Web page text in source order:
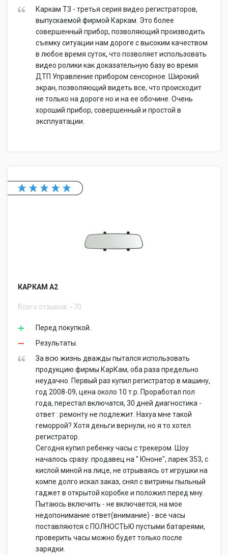
Каркам Т3 - третья серия видео регистраторов,
выпускаемой фирмой Каркам. Это более
совершенный прибор, позволяющий производить
съемку ситуации нам дороге с высоким качеством
в любое время суток, что позволяет использовать
видео ролики как доказательную базу во время
ДТП Управление прибором сенсорное. Широкий
экран, позволяющий видеть все, что происходит
не только на дороге но и на ее обочине. Очень
хороший прибор, совершенный и простой в
эксплуатации.
КАРКАМ А2
Всего отзывов 70
Перед покупкой.
Результаты.
За всю жизнь дважды пытался использовать
продукцию фирмы КарКам, оба раза предельно
неудачно. Первый раз купил регистратор в машину,
год 2008-09, цена около 10 т.р. Проработал пол
года, перестал включатся, 30 дней диагностика -
ответ : ремонту не подлежит. Нахуа мне такой
геморрой? Хотя деньги вернули, но я то хотел
регистратор.
Сегодня купил ребенку часы с трекером. Шоу
началось сразу: продавец на " Юноне", ларек 353, с
кислой миной на лице, не отрываясь от игрушки на
компе долго искал заказ, снял с витрины пыльный
гаджет в открытой коробке и положил перед мну.
Пытаюсь включить - не включается, на мое
недопонимание ответ(внимание) - все часы
поставляются с ПОЛНОСТЬЮ пустыми батареями,
проверить часы можно будет только после
зарядки.